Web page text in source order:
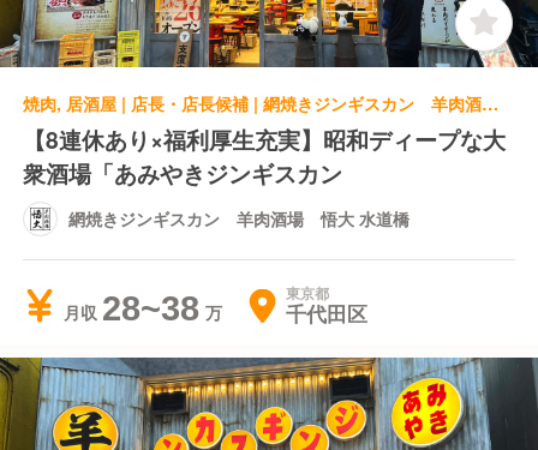
焼肉, 居酒屋 | 店長・店長候補 | 網焼きジンギスカン 羊肉酒場 悟大 水道橋
【8連休あり×福利厚生充実】昭和ディープな大
衆酒場「あみやきジンギスカン
網焼きジンギスカン 羊肉酒場 悟大 水道橋
月収 28~38 東京都
千代田区